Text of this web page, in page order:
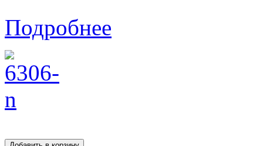
Подробнее